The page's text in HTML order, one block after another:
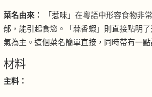
菜名由來：
「惹味」在粵語中形容食物非
郁，能引起食慾。「蒜香蝦」則直接點明
氣為主。這個菜名簡單直接，同時帶有一點
材料
主料：